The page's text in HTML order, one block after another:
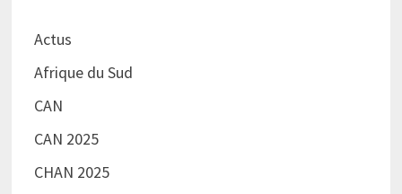
Actus
Afrique du Sud
CAN
CAN 2025
CHAN 2025